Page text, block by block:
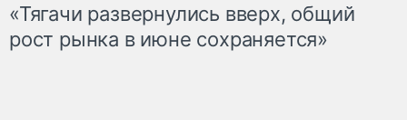
«Тягачи развернулись вверх, общий
рост рынка в июне сохраняется»